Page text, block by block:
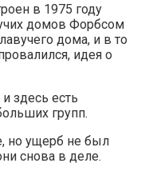
в 1975 году
домов Форбсом
дома, и в то
идея о
здесь есть
групп.
но ущерб не был
снова в деле.